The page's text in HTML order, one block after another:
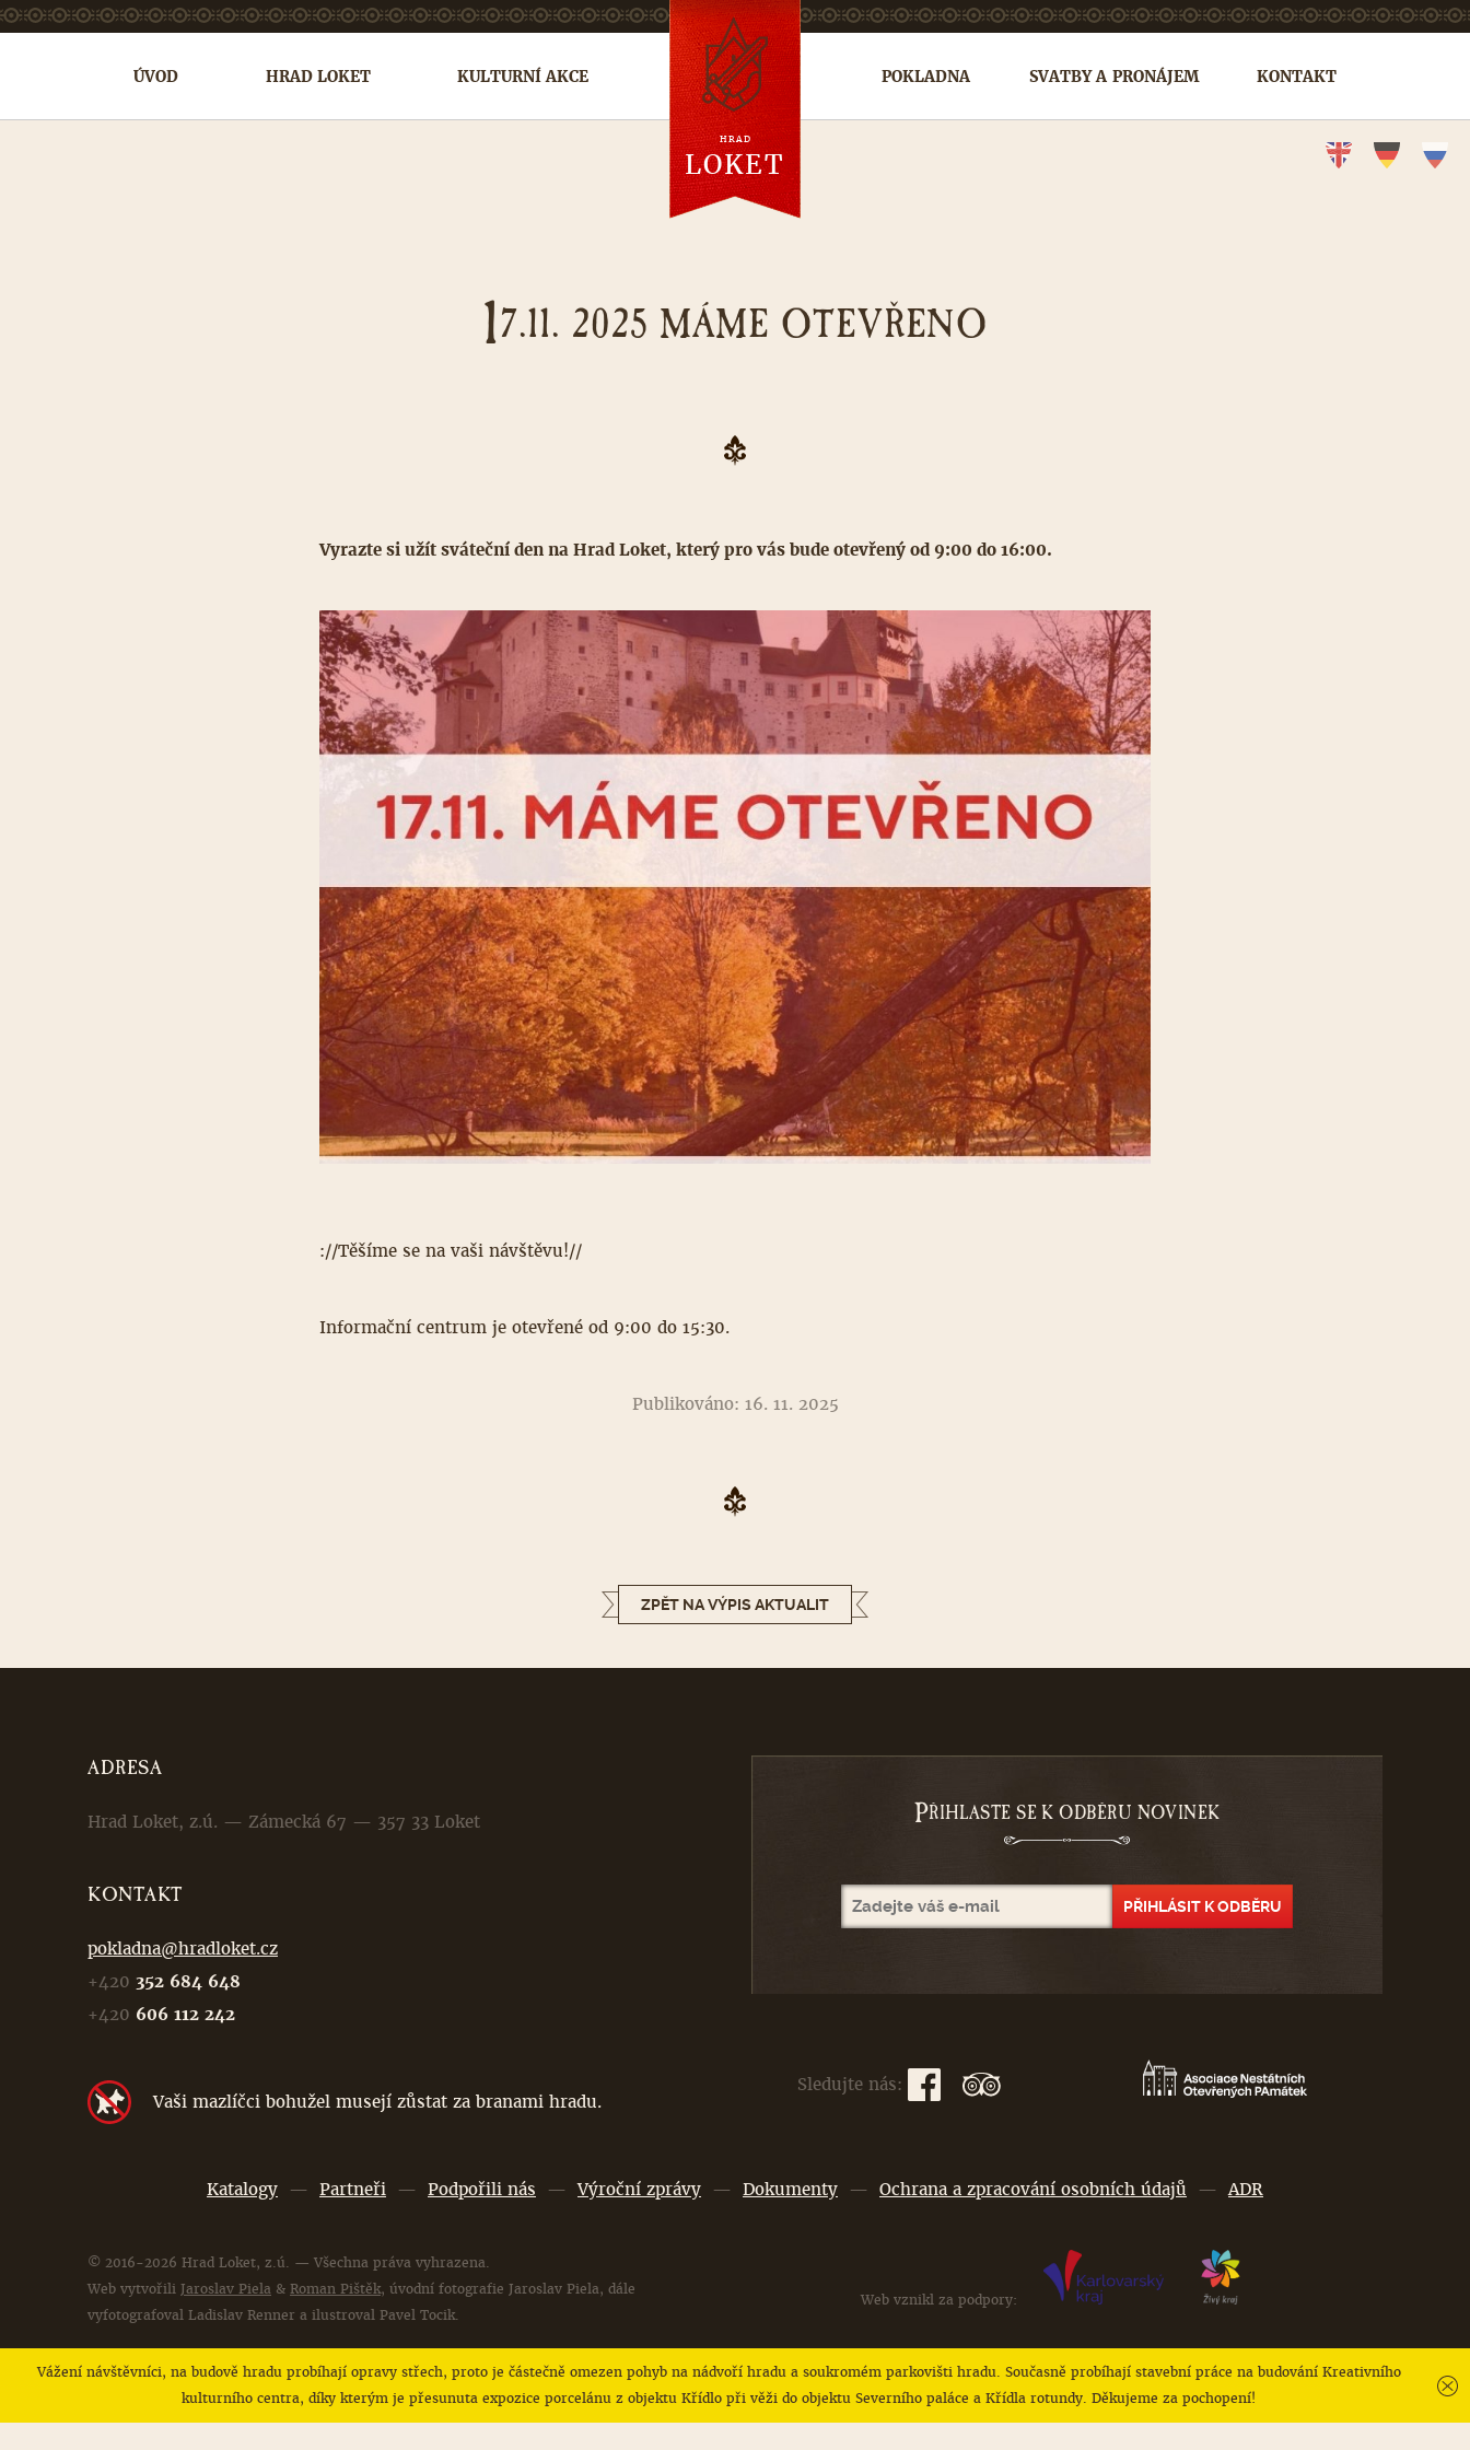
Vážení návštěvníci, na budově hradu probíhají opravy střech, proto je částečně omezen pohyb na nádvoří hradu a soukromém parkovišti hradu. Současně probíhají stavební práce na budování Kreativního
kulturního centra, díky kterým je přesunuta expozice porcelánu z objektu Křídlo při věži do objektu Severního paláce a Křídla rotundy. Děkujeme za pochopení!
17.11. 2025 MÁME OTEVŘENO
Vyrazte si užít sváteční den na Hrad Loket, který pro vás bude otevřený od 9:00 do 16:00.
://Těšíme se na vaši návštěvu!//
Informační centrum je otevřené od 9:00 do 15:30.
Publikováno: 16. 11. 2025
ZPĚT NA VÝPIS AKTUALIT
ADRESA
Hrad Loket, z.ú. — Zámecká 67 — 357 33 Loket
KONTAKT
pokladna@hradloket.cz
+420 352 684 648
+420 606 112 242
Vaši mazlíčci bohužel musejí zůstat za branami hradu.
PŘIHLASTE SE K ODBĚRU NOVINEK
Sledujte nás:
Katalogy — Partneři — Podpořili nás — Výroční zprávy — Dokumenty — Ochrana a zpracování osobních údajů — ADR
© 2016-2026 Hrad Loket, z.ú. — Všechna práva vyhrazena.
Web vytvořili Jaroslav Piela & Roman Pištěk, úvodní fotografie Jaroslav Piela, dále
vyfotografoval Ladislav Renner a ilustroval Pavel Tocik.
Web vznikl za podpory:
ÚVOD HRAD LOKET KULTURNÍ AKCE POKLADNA SVATBY A PRONÁJEM KONTAKT
HRAD
LOKET en